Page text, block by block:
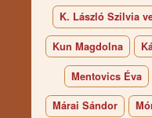
K. László Szilvia
Kun Magdolna
Mentovics Éva
Márai Sándor